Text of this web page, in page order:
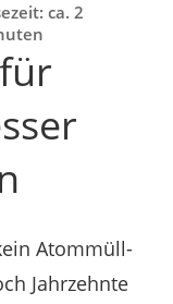
ca. 2
Atommüll-
Jahrzehnte